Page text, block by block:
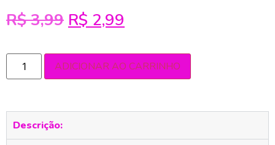
R$3,99 R$ 2,99
ADICIONAR AO CARRINHO
Descrição: